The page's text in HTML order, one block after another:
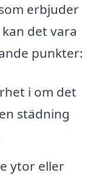
erbjuder
det vara
punkter:
i om det
städning
ytor eller